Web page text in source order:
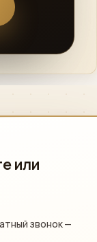
или
звонок —